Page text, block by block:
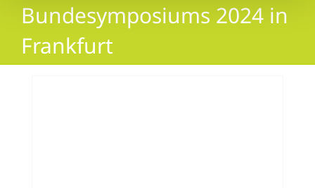
Bundesymposiums 2024 in
Frankfurt